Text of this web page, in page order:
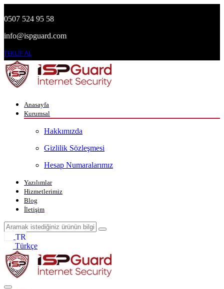
0507 524 95 58
info@ispguard.com
TEKLİF AL
Anasayfa
Kurumsal
Hakkımızda
Gizlilik Sözleşmesi
Hesap Numaralarımız
Yazılımlar
Hizmetlerimiz
Blog
İletişim
TR
Türkçe